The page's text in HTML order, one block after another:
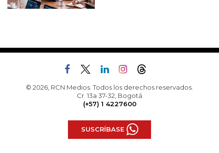
© 2026, RCN Medios. Todos los derechos reservados.
Cr. 13a 37-32, Bogotá
(+57) 1 4227600
SUSCRÍBASE